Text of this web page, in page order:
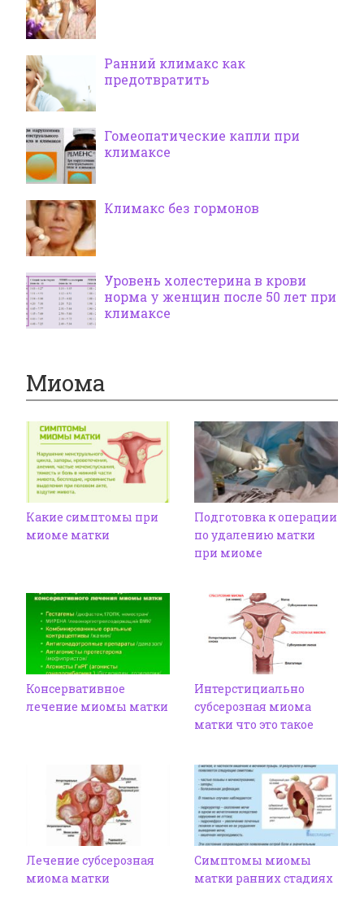
Ранний климакс как
предотвратить
Гомеопатические капли при
климаксе
Климакс без гормонов
Уровень холестерина в крови
норма у женщин после 50 лет при
климаксе
Миома
Какие симптомы при
миоме матки
Подготовка к операции
по удалению матки
при миоме
Консервативное
лечение миомы матки
Интерстициально
субсерозная миома
матки что это такое
Лечение субсерозная
миома матки
Симптомы миомы
матки ранних стадиях